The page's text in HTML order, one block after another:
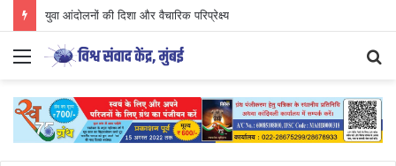
युवा आंदोलनों की दिशा और वैचारिक परिप्रेक्ष्य
Menu